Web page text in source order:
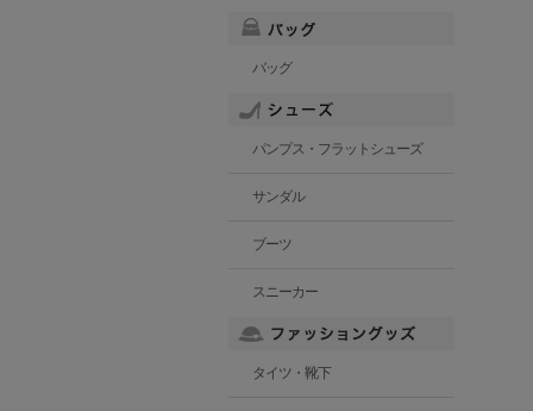
バッグ
パンプス・フラットシューズ
サンダル
ブーツ
スニーカー
タイツ・靴下